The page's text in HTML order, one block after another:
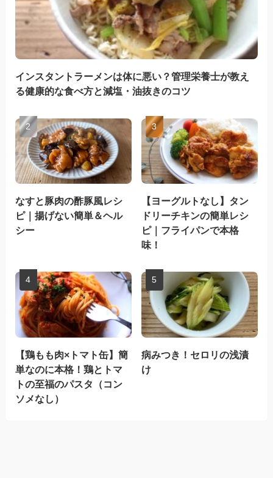
インスタントラーメンは体に悪い？管理栄養士が教え
る健康的な食べ方と減塩・油抜きのコツ
なすと豚肉の酢豚風レシ
ピ｜揚げない簡単＆ヘル
シー
【ヨーグルトなし】タン
ドリーチキンの簡単レシ
ピ｜フライパンで本格
味！
【鶏もも肉×トマト缶】簡
単なのに本格！鶏とトマ
トの至福のパスタ（コン
ソメなし）
病みつき！セロリの浅漬
け